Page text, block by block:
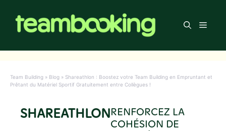
contenu
Menu
Team Building » Blog » Shareathlon : Boostez votre Team Building en Empruntant et
Prêtant du Matériel Sportif Gratuitement entre Collègues !
SHAREATHLONRENFORCEZ LA
COHÉSION DE